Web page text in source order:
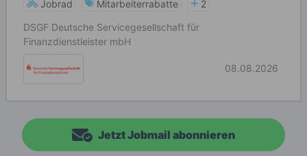
Jobrad
Mitarbeiterrabatte
2
DSGF Deutsche Servicegesellschaft für
Finanzdienstleister mbH
08.08.2026
Jetzt Jobmail abonnieren